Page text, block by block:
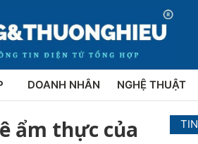
DOANH NHÂN NGHỆ THUẬT
ẩm thực của